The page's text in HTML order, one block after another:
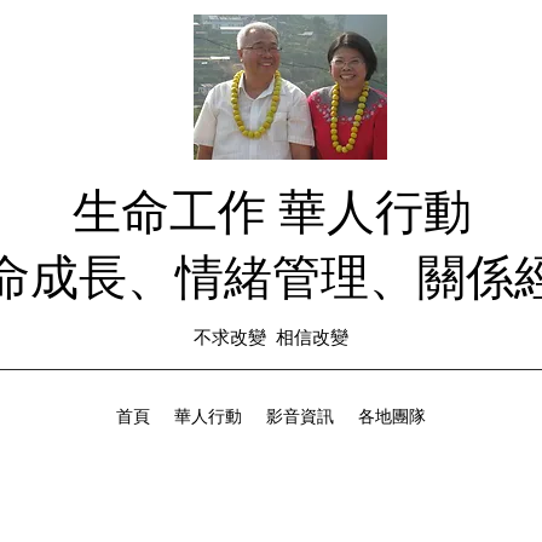
生命工作 華人行動
成長、情緒管理、關係
不求改變 相信改變
首頁 華人行動 影音資訊 各地團隊